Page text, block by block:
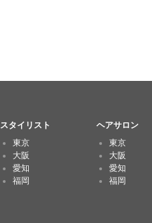
スタイリスト ヘアサロン
東京
大阪
愛知
福岡
東京
大阪
愛知
福岡